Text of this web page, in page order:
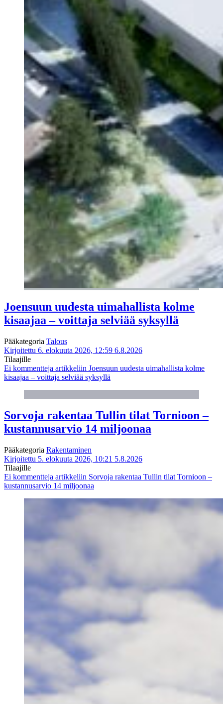
Joensuun uudesta uimahallista kolme
kisaajaa – voittaja selviää syksyllä
Pääkategoria Talous
Kirjoitettu 6. elokuuta 2026, 12:59 6.8.2026
Tilaajille
Ei kommentteja artikkeliin Joensuun uudesta uimahallista kolme
kisaajaa – voittaja selviää syksyllä
Sorvoja rakentaa Tullin tilat Tornioon –
kustannusarvio 14 miljoonaa
Pääkategoria Rakentaminen
Kirjoitettu 5. elokuuta 2026, 10:21 5.8.2026
Tilaajille
Ei kommentteja artikkeliin Sorvoja rakentaa Tullin tilat Tornioon –
kustannusarvio 14 miljoonaa